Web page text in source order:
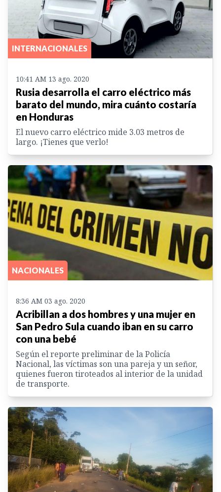
INTERNACIONALES
10:41 AM 13 ago. 2020
Rusia desarrolla el carro eléctrico más
barato del mundo, mira cuánto costaría
en Honduras
El nuevo carro eléctrico mide 3.03 metros de
largo. ¡Tienes que verlo!
NACIONALES
8:36 AM 03 ago. 2020
Acribillan a dos hombres y una mujer en
San Pedro Sula cuando iban en su carro
con una bebé
Según el reporte preliminar de la Policía
Nacional, las víctimas son una pareja y un señor,
quienes fueron tiroteados al interior de la unidad
de transporte.